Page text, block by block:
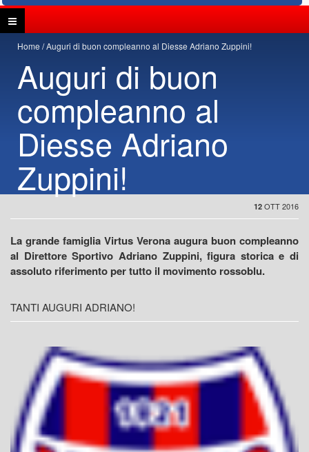
Home Auguri di buon compleanno al Diesse Adriano Zuppini!
Auguri di buon
compleanno al
Diesse Adriano
Zuppini!
12 OTT 2016
La grande famiglia Virtus Verona augura buon compleanno
al Direttore Sportivo Adriano Zuppini, figura storica e di
assoluto riferimento per tutto il movimento rossoblu.
TANTI AUGURI ADRIANO!